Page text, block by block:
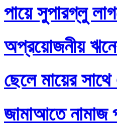
পায়ে সুপারগ্লু
অপ্রয়োজনীয়
ছেলে মায়ের
জামাআতে নামাজ